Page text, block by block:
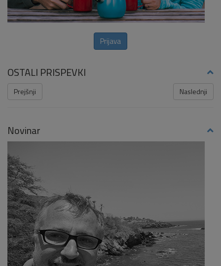
Prijava
OSTALI PRISPEVKI
Prejšnji Naslednji
Novinar